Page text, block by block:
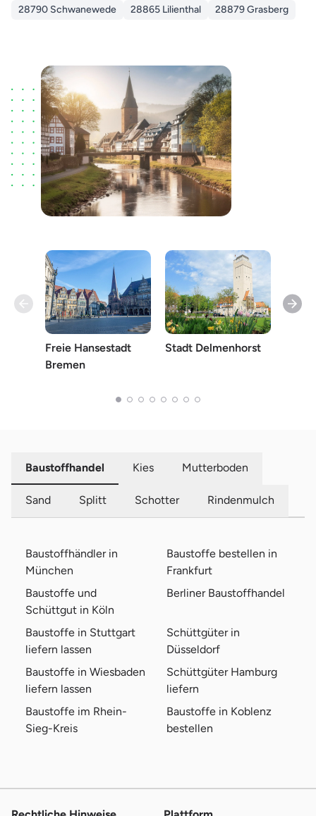
28790 Schwanewede
28865 Lilienthal 28879 Grasberg
Freie Hansestadt
Bremen
Stadt Delmenhorst
Baustoffhandel Kies Mutterboden
Sand Splitt Schotter Rindenmulch
Baustoffhändler in
München
Baustoffe bestellen in
Frankfurt
Baustoffe und
Schüttgut in Köln
Berliner Baustoffhandel
Baustoffe in Stuttgart
liefern lassen
Schüttgüter in
Düsseldorf
Baustoffe in Wiesbaden
liefern lassen
Schüttgüter Hamburg
liefern
Baustoffe im Rhein-
Sieg-Kreis
Baustoffe in Koblenz
bestellen